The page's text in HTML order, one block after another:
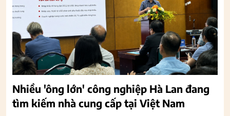
Nhiều 'ông lớn' công nghiệp Hà Lan đang
tìm kiếm nhà cung cấp tại Việt Nam